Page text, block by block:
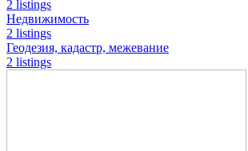
2 listings
Недвижимость
2 listings
Геодезия, кадастр, межевание
2 listings